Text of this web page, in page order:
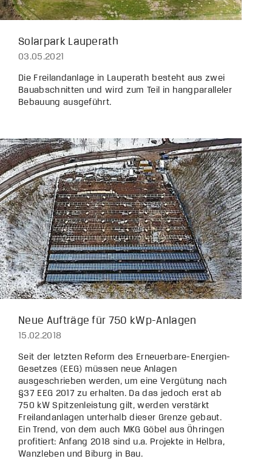
Solarpark Lauperath
03.05.2021
Die Freilandanlage in Lauperath besteht aus zwei
Bauabschnitten und wird zum Teil in hangparalleler
Bebauung ausgeführt.
Neue Aufträge für 750 kWp-Anlagen
15.02.2018
Seit der letzten Reform des Erneuerbare-Energien-
Gesetzes (EEG) müssen neue Anlagen
ausgeschrieben werden, um eine Vergütung nach
§37 EEG 2017 zu erhalten. Da das jedoch erst ab
750 kW Spitzenleistung gilt, werden verstärkt
Freilandanlagen unterhalb dieser Grenze gebaut.
Ein Trend, von dem auch MKG Göbel aus Öhringen
profitiert: Anfang 2018 sind u.a. Projekte in Helbra,
Wanzleben und Biburg in Bau.